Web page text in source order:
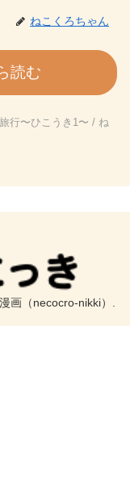
ねこくろちゃん
読む
旅行〜ひこうき1〜 / ね
画（necocro-nikki）.